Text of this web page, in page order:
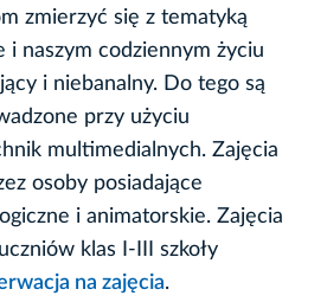
zmierzyć się z tematyką
naszym codziennym życiu
i niebanalny. Do tego są
przy użyciu
multimedialnych. Zajęcia
osoby posiadające
i animatorskie. Zajęcia
klas I-III szkoły
na zajęcia.